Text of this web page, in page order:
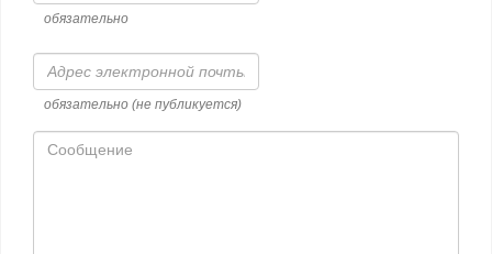
обязательно
Адрес
электронной
почты
обязательно (не публикуется)
Сообщение